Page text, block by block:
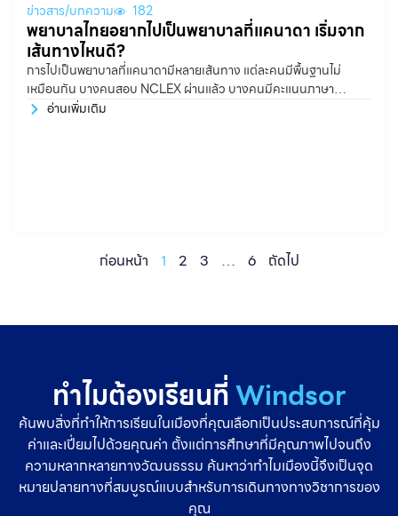
ข่าวสาร/บทความ 182
พยาบาลไทยอยากไปเป็นพยาบาลที่แคนาดา เริ่มจาก
เส้นทางไหนดี?
การไปเป็นพยาบาลที่แคนาดามีหลายเส้นทาง แต่ละคนมีพื้นฐานไม่
เหมือนกัน บางคนสอบ NCLEX ผ่านแล้ว บางคนมีคะแนนภาษา
อังกฤษผ่านเกณฑ์แล้ว แต่บางคนอาจยังไม่มีทั้งสองอย่าง ดังนั้นการ
อ่านเพิ่มเติม
ก่อนหน้า 1 2 3 … 6 ถัดไป
ทำไมต้องเรียนที่Windsor
ค้นพบสิ่งที่ทำให้การเรียนในเมืองที่คุณเลือกเป็นประสบการณ์ที่คุ้ม
ค่าและเปี่ยมไปด้วยคุณค่า ตั้งแต่การศึกษาที่มีคุณภาพไปจนถึง
ความหลากหลายทางวัฒนธรรม ค้นหาว่าทำไมเมืองนี้จึงเป็นจุด
หมายปลายทางที่สมบูรณ์แบบสำหรับการเดินทางทางวิชาการของ
คุณ